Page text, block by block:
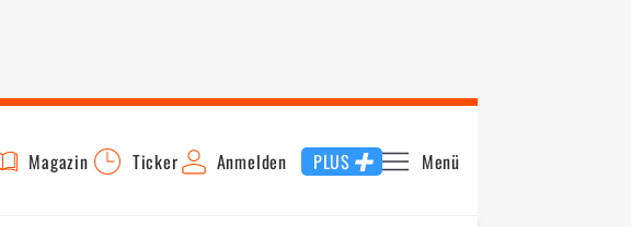
Magazin Ticker Anmelden PLUS Menü